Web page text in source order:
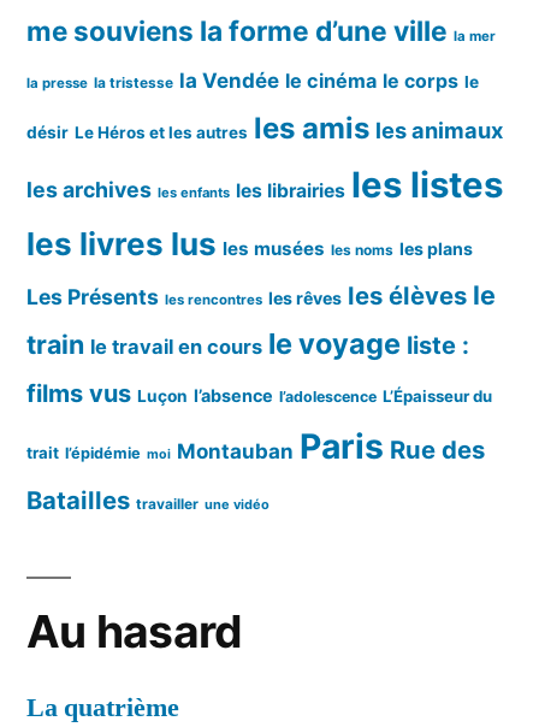
me souviens la forme d’une ville la mer
la presse la tristesse la Vendée le cinéma le corps le
désir Le Héros et les autres les amis les animaux
les archives les enfants les librairies les listes
les livres lus les musées les noms les plans
Les Présents les rencontres les rêves les élèves le
train le travail en cours le voyage liste :
films vus Luçon l’absence l’adolescence L’Épaisseur du
trait l’épidémie moi Montauban Paris Rue des
Batailles travailler une vidéo
Au hasard
La quatrième